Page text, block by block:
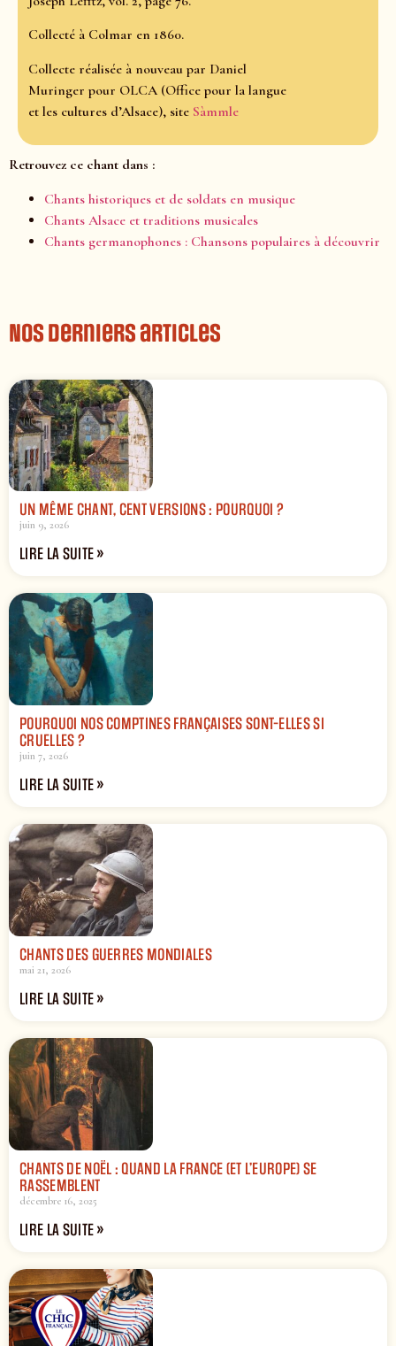
Collecté à Colmar en 1860.
Collecte réalisée à nouveau par Daniel
Muringer pour OLCA (Office pour la langue
et les cultures d’Alsace), site Sàmmle
Retrouvez ce chant dans :
Chants historiques et de soldats en musique
Chants Alsace et traditions musicales
Chants germanophones : Chansons populaires à découvrir
Nos derniers articles
UN MÊME CHANT, CENT VERSIONS : POURQUOI ?
juin 9, 2026
LIRE LA SUITE »
POURQUOI NOS COMPTINES FRANÇAISES SONT-ELLES SI
CRUELLES ?
juin 7, 2026
LIRE LA SUITE »
CHANTS DES GUERRES MONDIALES
mai 21, 2026
LIRE LA SUITE »
CHANTS DE NOËL : QUAND LA FRANCE (ET L’EUROPE) SE
RASSEMBLENT
décembre 16, 2025
LIRE LA SUITE »